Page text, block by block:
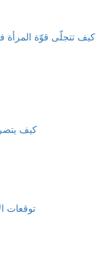
كيف تتجلّى قوّة المرأة
كيف
توقعات الأبراج